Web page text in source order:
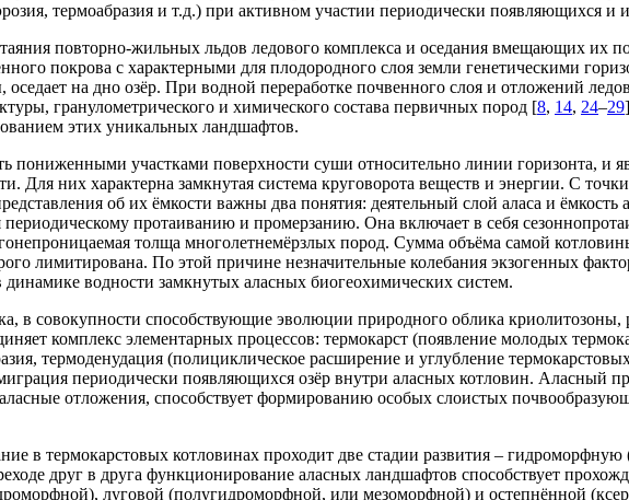
термоабразия и т.д.) при активном участии периодически появляющихся и
повторно-жильных льдов ледового комплекса и оседания вмещающих их
покрова с характерными для плодородного слоя земли генетическими
на дно озёр. При водной переработке почвенного слоя и отложений
гранулометрического и химического состава первичных пород [8, 14, 24–29
этих уникальных ландшафтов.
пониженными участками поверхности суши относительно линии горизонта, и
Для них характерна замкнутая система круговорота веществ и энергии. С
об их ёмкости важны два понятия: деятельный слой аласа и
протаиванию и промерзанию. Она включает в себя
толща многолетнемёрзлых пород. Сумма объёма самой
лимитирована. По этой причине незначительные колебания экзогенных
водности замкнутых аласных биогеохимических систем.
в совокупности способствующие эволюции природного облика
комплекс элементарных процессов: термокарст (появление молодых
термоденудация (полициклическое расширение и углубление
периодически появляющихся озёр внутри аласных котловин. Аласный
отложения, способствует формированию особых слоистых
в термокарстовых котловинах проходит две стадии развития –
друг в друга функционирование аласных ландшафтов способствует
луговой (полугидроморфной, или мезоморфной) и остепнённой